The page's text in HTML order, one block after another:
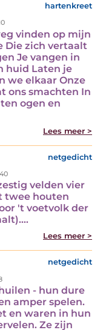
hartenkreet
vinden op mijn
Die zich vertaalt
Je vangen in
huid Laten je
we elkaar Onze
ons smachten In
ogen en
Lees meer >
netgedicht
velden vier
twee houten
't voetvolk der
Lees meer >
netgedicht
- hun dure
amper spelen.
en waren in hun
Ze zijn